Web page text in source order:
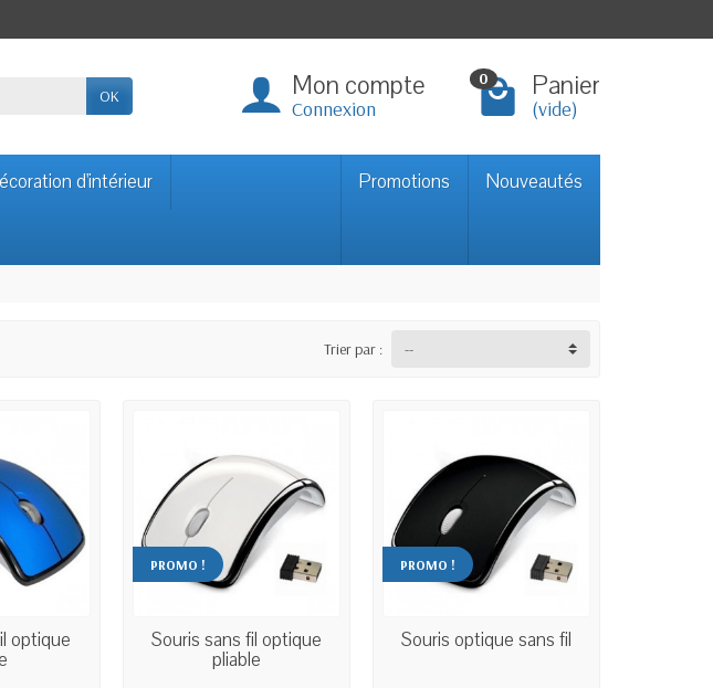
OK Mon compte
Connexion
0 Panier
(vide)
d'intérieur Promotions Nouveautés
Trier par :
optique
PROMO !
EN STOCK
Souris sans fil optique
pliable
PROMO !
EN STOCK
Souris optique sans fil